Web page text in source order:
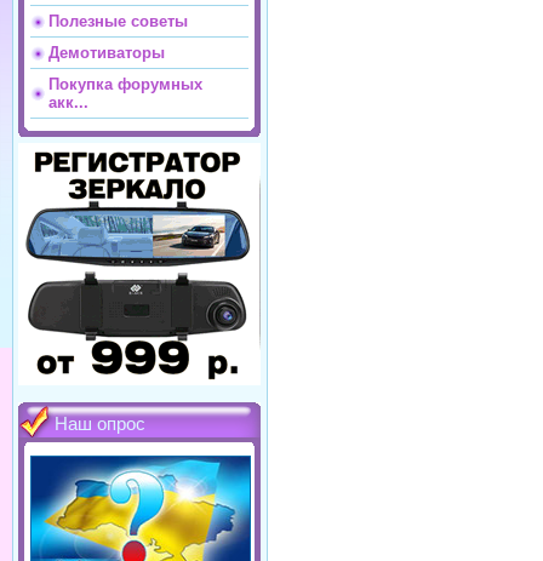
Полезные советы
Демотиваторы
Покупка форумных
акк...
Наш опрос